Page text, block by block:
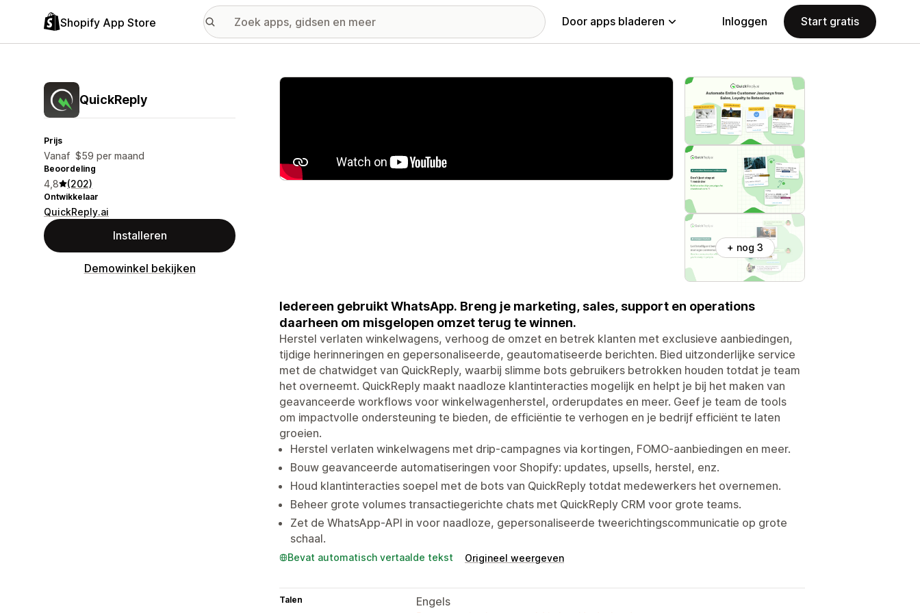
Shopify App Store Door apps bladeren Inloggen Start gratis
QuickReply
Prijs
Vanaf $59 per maand
Beoordeling
4,8 (202)
Ontwikkelaar
QuickReply.ai
Installeren
Demowinkel bekijken
Galerij met uitgelichte afbeeldingen
+ nog 3
Iedereen gebruikt WhatsApp. Breng je marketing, sales, support en operations
daarheen om misgelopen omzet terug te winnen.
Herstel verlaten winkelwagens, verhoog de omzet en betrek klanten met exclusieve aanbiedingen,
tijdige herinneringen en gepersonaliseerde, geautomatiseerde berichten. Bied uitzonderlijke service
met de chatwidget van QuickReply, waarbij slimme bots gebruikers betrokken houden totdat je team
het overneemt. QuickReply maakt naadloze klantinteracties mogelijk en helpt je bij het maken van
geavanceerde workflows voor winkelwagenherstel, orderupdates en meer. Geef je team de tools
om impactvolle ondersteuning te bieden, de efficiëntie te verhogen en je bedrijf efficiënt te laten
groeien.
Herstel verlaten winkelwagens met drip-campagnes via kortingen, FOMO-aanbiedingen en meer.
Bouw geavanceerde automatiseringen voor Shopify: updates, upsells, herstel, enz.
Houd klantinteracties soepel met de bots van QuickReply totdat medewerkers het overnemen.
Beheer grote volumes transactiegerichte chats met QuickReply CRM voor grote teams.
Zet de WhatsApp-API in voor naadloze, gepersonaliseerde tweerichtingscommunicatie op grote
schaal.
Bevat automatisch vertaalde tekst Origineel weergeven
Talen
Engels